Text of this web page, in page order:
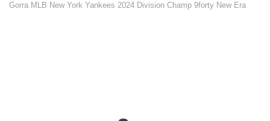
Gorra MLB New York Yankees 2024 Division Champ 9forty New Era